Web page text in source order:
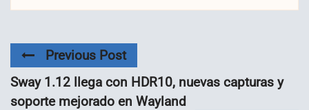
Previous Post
Sway 1.12 llega con HDR10, nuevas capturas y
soporte mejorado en Wayland